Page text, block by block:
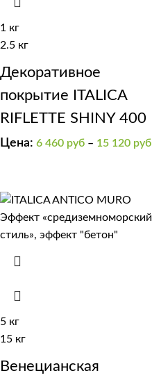
1 кг
2.5 кг
Декоративное
покрытие ITALICA
RIFLETTE SHINY 400
Цена: 6 460 руб – 15 120 руб
5 кг
15 кг
Венецианская